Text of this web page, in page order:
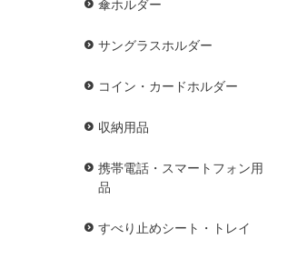
傘ホルダー
サングラスホルダー
コイン・カードホルダー
収納用品
携帯電話・スマートフォン用
品
すべり止めシート・トレイ